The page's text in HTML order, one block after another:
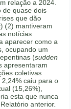
relação a 2024.
de quase dois
que dão
) (2) mantiveram
notícias
aparecer como a
ocupando um
(sudden
apresentaram
coletivas
caiu para o
(15,26%),
esta que nunca
anterior.